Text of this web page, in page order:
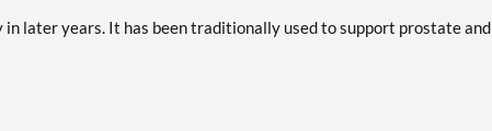
later years. It has been traditionally used to support prostate and